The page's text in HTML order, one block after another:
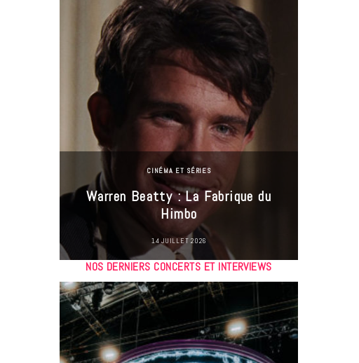
CINÉMA ET SÉRIES
Warren Beatty : La Fabrique du
Himbo
14 JUILLET 2026
NOS DERNIERS CONCERTS ET INTERVIEWS